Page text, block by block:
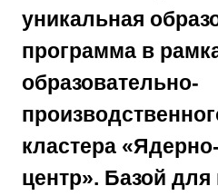
уникальная
программа в
образовательно-
кластера
центр». Базой для